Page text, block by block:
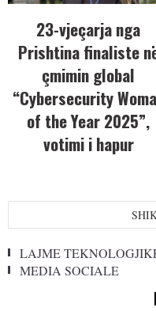
23-vjeçarja nga
Prishtina finaliste
çmimin global
“Cybersecurity
of the Year 2025”,
votimi i hapur
LAJME
MEDIA SOCIALE